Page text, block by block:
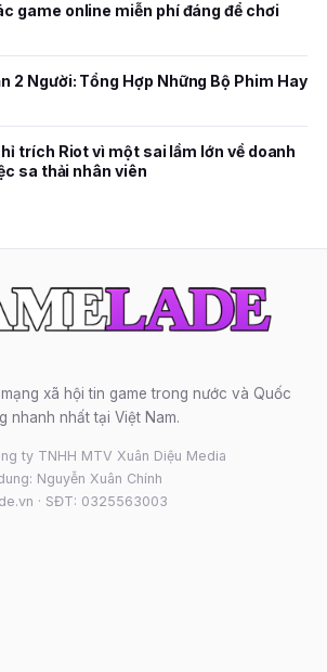
game online miễn phí đáng để chơi
2 Người: Tổng Hợp Những Bộ Phim Hay
trích Riot vì một sai lầm lớn về doanh
sa thải nhân viên
mạng xã hội tin game trong nước và Quốc
nhanh nhất tại Việt Nam.
ty TNHH MTV Xuân Diệu Media
Nguyễn Xuân Chính
· SĐT: 0325563003